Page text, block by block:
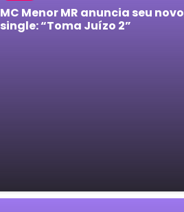
MC Menor MR anuncia seu novo
single: “Toma Juízo 2”